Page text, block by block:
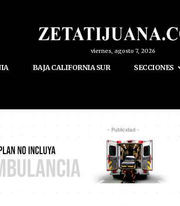
viernes, agosto 7, 2026
BAJA CALIFORNIA SUR SECCIONES
- Publicidad -